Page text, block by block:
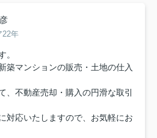
22年
。
築マンションの販売・土地の仕入
、不動産売却・購入の円滑な取引
対応いたしますので、お気軽にお